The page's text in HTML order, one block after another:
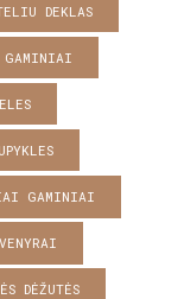
DEKLAS
GAMINIAI
GAMINIAI
DĖŽUTĖS